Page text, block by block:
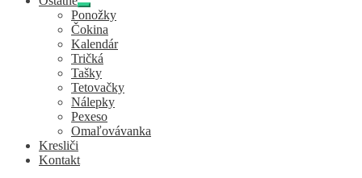
Expand
child
menu
Ponožky
Čokina
Kalendár
Tričká
Tašky
Tetovačky
Nálepky
Pexeso
Omaľovávanka
Kresliči
Kontakt